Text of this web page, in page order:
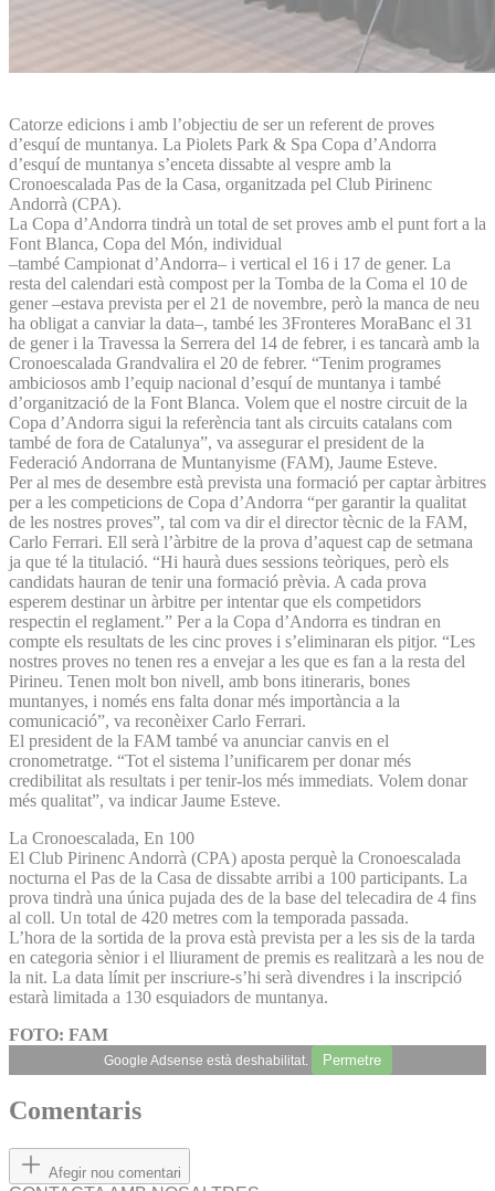
Catorze edicions i amb l’objectiu de ser un referent de proves
d’esquí de muntanya. La Piolets Park & Spa Copa d’Andorra
d’esquí de muntanya s’enceta dissabte al vespre amb la
Cronoescalada Pas de la Casa, organitzada pel Club Pirinenc
Andorrà (CPA).
La Copa d’Andorra tindrà un total de set proves amb el punt fort a la
Font Blanca, Copa del Món, individual
–també Campionat d’Andorra– i vertical el 16 i 17 de gener. La
resta del calendari està compost per la Tomba de la Coma el 10 de
gener –estava prevista per el 21 de novembre, però la manca de neu
ha obligat a canviar la data–, també les 3Fronteres MoraBanc el 31
de gener i la Travessa la Serrera del 14 de febrer, i es tancarà amb la
Cronoescalada Grandvalira el 20 de febrer. “Tenim programes
ambiciosos amb l’equip nacional d’esquí de muntanya i també
d’organització de la Font Blanca. Volem que el nostre circuit de la
Copa d’Andorra sigui la referència tant als circuits catalans com
també de fora de Catalunya”, va assegurar el president de la
Federació Andorrana de Muntanyisme (FAM), Jaume Esteve.
Per al mes de desembre està prevista una formació per captar àrbitres
per a les competicions de Copa d’Andorra “per garantir la qualitat
de les nostres proves”, tal com va dir el director tècnic de la FAM,
Carlo Ferrari. Ell serà l’àrbitre de la prova d’aquest cap de setmana
ja que té la titulació. “Hi haurà dues sessions teòriques, però els
candidats hauran de tenir una formació prèvia. A cada prova
esperem destinar un àrbitre per intentar que els competidors
respectin el reglament.” Per a la Copa d’Andorra es tindran en
compte els resultats de les cinc proves i s’eliminaran els pitjor. “Les
nostres proves no tenen res a envejar a les que es fan a la resta del
Pirineu. Tenen molt bon nivell, amb bons itineraris, bones
muntanyes, i només ens falta donar més importància a la
comunicació”, va reconèixer Carlo Ferrari.
El president de la FAM també va anunciar canvis en el
cronometratge. “Tot el sistema l’unificarem per donar més
credibilitat als resultats i per tenir-los més immediats. Volem donar
més qualitat”, va indicar Jaume Esteve.
La Cronoescalada, En 100
El Club Pirinenc Andorrà (CPA) aposta perquè la Cronoescalada
nocturna el Pas de la Casa de dissabte arribi a 100 participants. La
prova tindrà una única pujada des de la base del telecadira de 4 fins
al coll. Un total de 420 metres com la temporada passada.
L’hora de la sortida de la prova està prevista per a les sis de la tarda
en categoria sènior i el lliurament de premis es realitzarà a les nou de
la nit. La data límit per inscriure-s’hi serà divendres i la inscripció
estarà limitada a 130 esquiadors de muntanya.
FOTO: FAM
Google Adsense està deshabilitat. Permetre
Comentaris
Afegir nou comentari